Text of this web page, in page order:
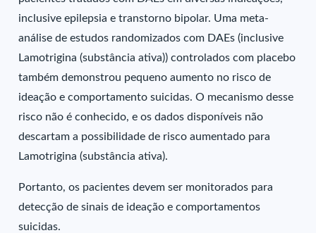
inclusive epilepsia e transtorno bipolar. Uma meta-
análise de estudos randomizados com DAEs (inclusive
Lamotrigina (substância ativa)) controlados com placebo
também demonstrou pequeno aumento no risco de
ideação e comportamento suicidas. O mecanismo desse
risco não é conhecido, e os dados disponíveis não
descartam a possibilidade de risco aumentado para
Lamotrigina (substância ativa).
Portanto, os pacientes devem ser monitorados para
detecção de sinais de ideação e comportamentos
suicidas.